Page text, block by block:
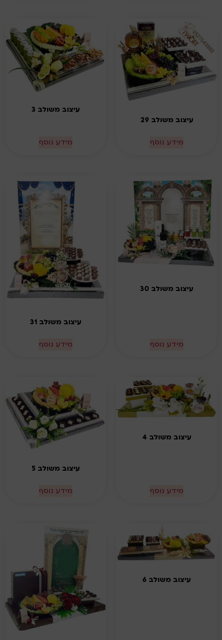
עיצוב משולב 29
מידע נוסף
עיצוב משולב 3
מידע נוסף
עיצוב משולב 30
מידע נוסף
עיצוב משולב 31
מידע נוסף
עיצוב משולב 4
מידע נוסף
עיצוב משולב 5
מידע נוסף
עיצוב משולב 6